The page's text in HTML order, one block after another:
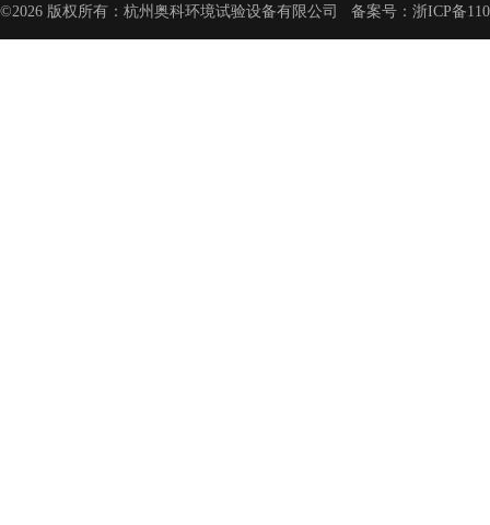
©2026 版权所有：杭州奥科环境试验设备有限公司 备案号： 浙ICP备